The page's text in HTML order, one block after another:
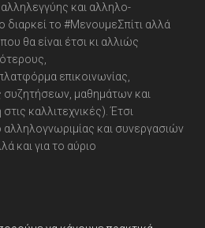
και αλληλο-
διαρκεί το #ΜενουμεΣπίτι αλλά
θα είναι έτσι κι αλλιώς
επικοινωνίας,
μαθημάτων και
καλλιτεχνικές). Έτσι
και συνεργασιών
και για το αύριο